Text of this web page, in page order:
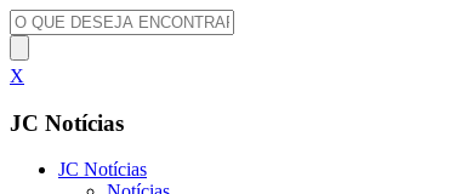
X
JC Notícias
JC Notícias